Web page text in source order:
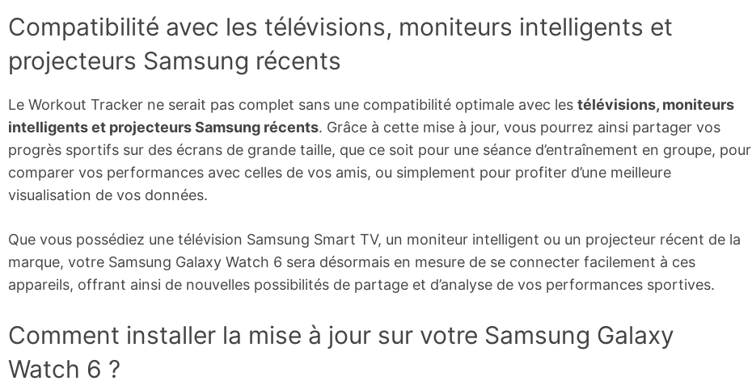
Compatibilité avec les télévisions, moniteurs intelligents et
projecteurs Samsung récents
Le Workout Tracker ne serait pas complet sans une compatibilité optimale avec les télévisions, moniteurs
intelligents et projecteurs Samsung récents. Grâce à cette mise à jour, vous pourrez ainsi partager vos
progrès sportifs sur des écrans de grande taille, que ce soit pour une séance d’entraînement en groupe, pour
comparer vos performances avec celles de vos amis, ou simplement pour profiter d’une meilleure
visualisation de vos données.
Que vous possédiez une télévision Samsung Smart TV, un moniteur intelligent ou un projecteur récent de la
marque, votre Samsung Galaxy Watch 6 sera désormais en mesure de se connecter facilement à ces
appareils, offrant ainsi de nouvelles possibilités de partage et d’analyse de vos performances sportives.
Comment installer la mise à jour sur votre Samsung Galaxy
Watch 6 ?